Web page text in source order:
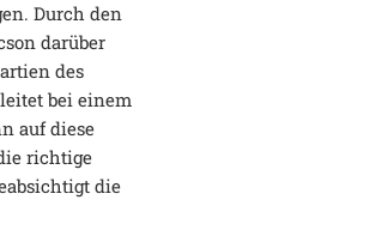
Durch den
darüber
des
leitet bei einem
auf diese
richtige
die